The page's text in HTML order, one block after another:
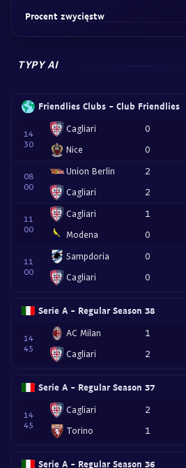
Procent zwycięstw
TYPY AI
Friendlies Clubs - Club Friendlies
14
30
Cagliari
Nice
0
0
08
00
Union Berlin
Cagliari
2
2
11
00
Cagliari
Modena
1
0
11
00
Sampdoria
Cagliari
0
0
Serie A - Regular Season 38
14
45
AC Milan
Cagliari
1
2
Serie A - Regular Season 37
14
45
Cagliari
Torino
2
1
Serie A - Regular Season 36